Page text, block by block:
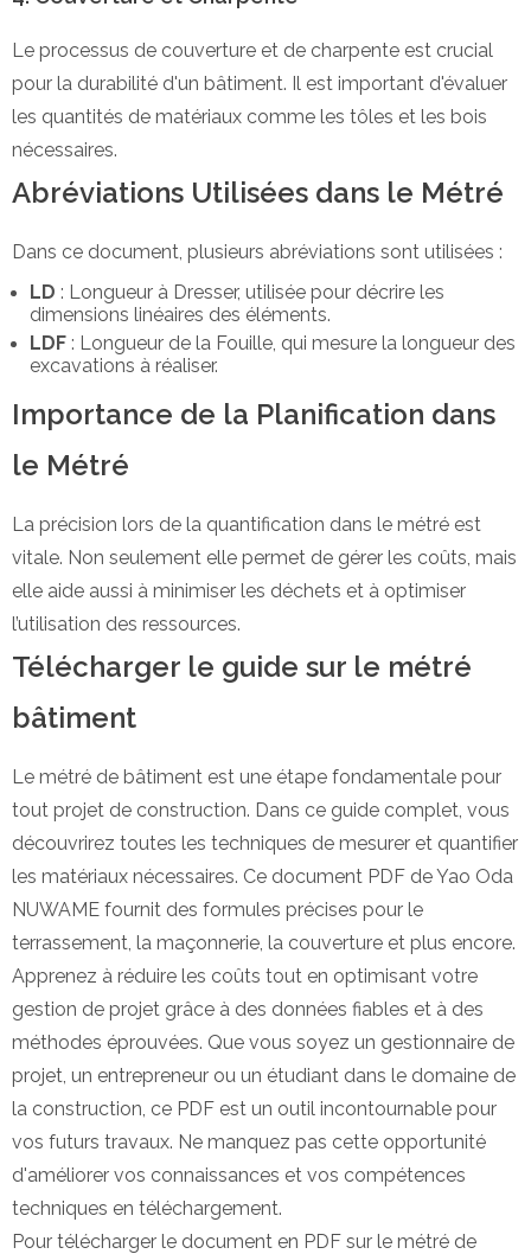
Le processus de couverture et de charpente est crucial
pour la durabilité d'un bâtiment. Il est important d'évaluer
les quantités de matériaux comme les tôles et les bois
nécessaires.
Abréviations Utilisées dans le Métré
Dans ce document, plusieurs abréviations sont utilisées :
LD : Longueur à Dresser, utilisée pour décrire les
dimensions linéaires des éléments.
LDF : Longueur de la Fouille, qui mesure la longueur des
excavations à réaliser.
Importance de la Planification dans
le Métré
La précision lors de la quantification dans le métré est
vitale. Non seulement elle permet de gérer les coûts, mais
elle aide aussi à minimiser les déchets et à optimiser
l’utilisation des ressources.
Télécharger le guide sur le métré
bâtiment
Le métré de bâtiment est une étape fondamentale pour
tout projet de construction. Dans ce guide complet, vous
découvrirez toutes les techniques de mesurer et quantifier
les matériaux nécessaires. Ce document PDF de Yao Oda
NUWAME fournit des formules précises pour le
terrassement, la maçonnerie, la couverture et plus encore.
Apprenez à réduire les coûts tout en optimisant votre
gestion de projet grâce à des données fiables et à des
méthodes éprouvées. Que vous soyez un gestionnaire de
projet, un entrepreneur ou un étudiant dans le domaine de
la construction, ce PDF est un outil incontournable pour
vos futurs travaux. Ne manquez pas cette opportunité
d'améliorer vos connaissances et vos compétences
techniques en téléchargement.
Pour télécharger le document en PDF sur le métré de